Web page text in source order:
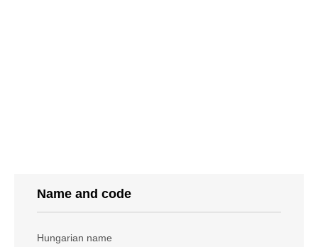
Name and code
Hungarian name